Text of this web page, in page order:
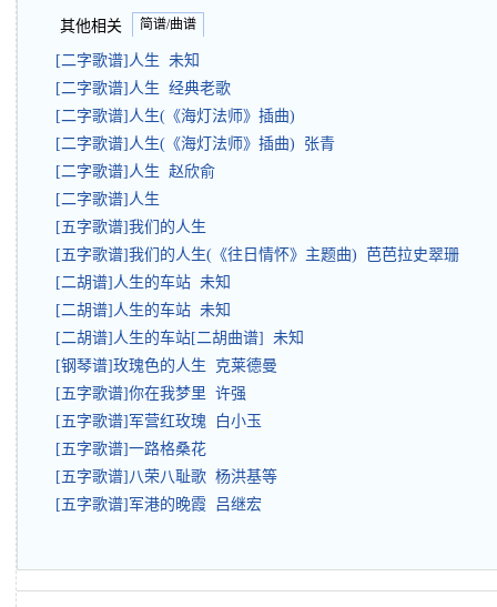
其他相关 简谱/曲谱
[二字歌谱]人生 未知
[二字歌谱]人生 经典老歌
[二字歌谱]人生(《海灯法师》插曲)
[二字歌谱]人生(《海灯法师》插曲) 张青
[二字歌谱]人生 赵欣俞
[二字歌谱]人生
[五字歌谱]我们的人生
[五字歌谱]我们的人生(《往日情怀》主题曲) 芭芭拉史翠珊
[二胡谱]人生的车站 未知
[二胡谱]人生的车站 未知
[二胡谱]人生的车站[二胡曲谱] 未知
[钢琴谱]玫瑰色的人生 克莱德曼
[五字歌谱]你在我梦里 许强
[五字歌谱]军营红玫瑰 白小玉
[五字歌谱]一路格桑花
[五字歌谱]八荣八耻歌 杨洪基等
[五字歌谱]军港的晚霞 吕继宏